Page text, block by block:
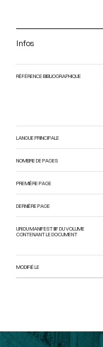
Infos
RÉFÉRENCE BIBLIOGRAPHIQUE
LANGUE PRINCIPALE
NOMBRE DE PAGES
PREMIÈRE PAGE
DERNIÈRE PAGE
URI DU MANIFEST IIIF DU VOLUME
CONTENANT LE DOCUMENT
MODIFIÉ LE